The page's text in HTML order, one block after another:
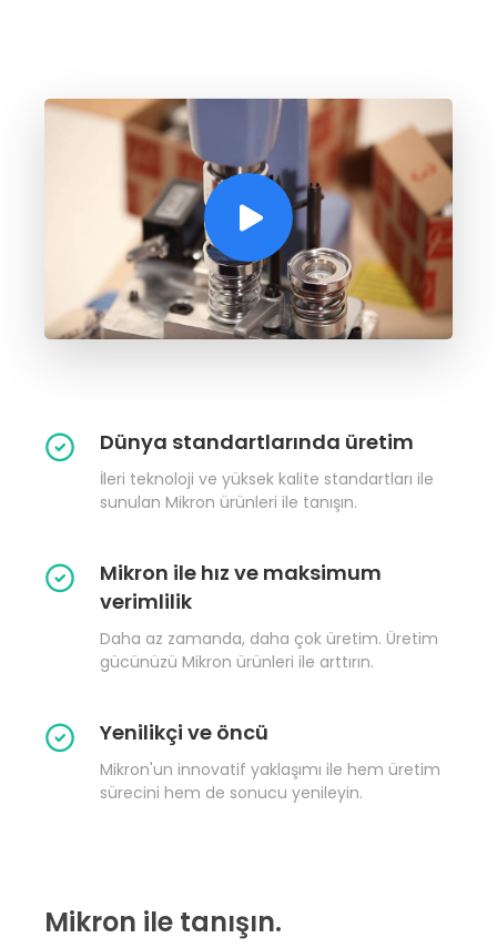
Dünya standartlarında üretim
İleri teknoloji ve yüksek kalite standartları ile
sunulan Mikron ürünleri ile tanışın.
Mikron ile hız ve maksimum
verimlilik
Daha az zamanda, daha çok üretim. Üretim
gücünüzü Mikron ürünleri ile arttırın.
Yenilikçi ve öncü
Mikron'un innovatif yaklaşımı ile hem üretim
sürecini hem de sonucu yenileyin.
Mikron ile tanışın.